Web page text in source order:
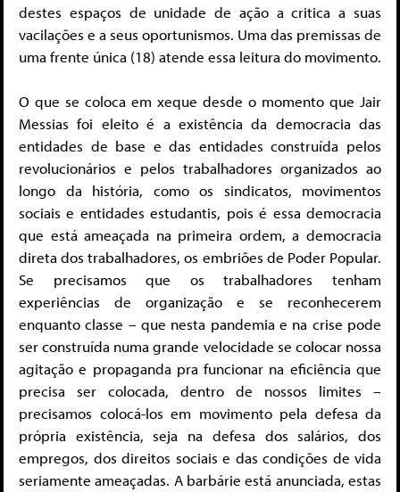
destes espaços de unidade de ação a critica a suas
vacilações e a seus oportunismos. Uma das premissas de
uma frente única (18) atende essa leitura do movimento.
O que se coloca em xeque desde o momento que Jair
Messias foi eleito é a existência da democracia das
entidades de base e das entidades construída pelos
revolucionários e pelos trabalhadores organizados ao
longo da história, como os sindicatos, movimentos
sociais e entidades estudantis, pois é essa democracia
que está ameaçada na primeira ordem, a democracia
direta dos trabalhadores, os embriões de Poder Popular.
Se precisamos que os trabalhadores tenham
experiências de organização e se reconhecerem
enquanto classe – que nesta pandemia e na crise pode
ser construída numa grande velocidade se colocar nossa
agitação e propaganda pra funcionar na eficiência que
precisa ser colocada, dentro de nossos limites –
precisamos colocá-los em movimento pela defesa da
própria existência, seja na defesa dos salários, dos
empregos, dos direitos sociais e das condições de vida
seriamente ameaçadas. A barbárie está anunciada, estas